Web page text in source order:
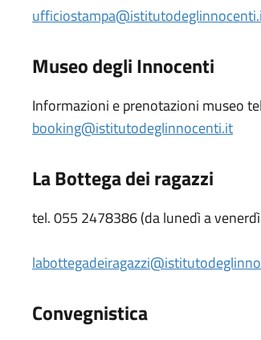
Museo degli Innocenti
Informazioni e prenotazioni museo
booking@istitutodeglinnocenti.it
La Bottega dei ragazzi
tel. 055 2478386 (da lunedì a
Convegnistica